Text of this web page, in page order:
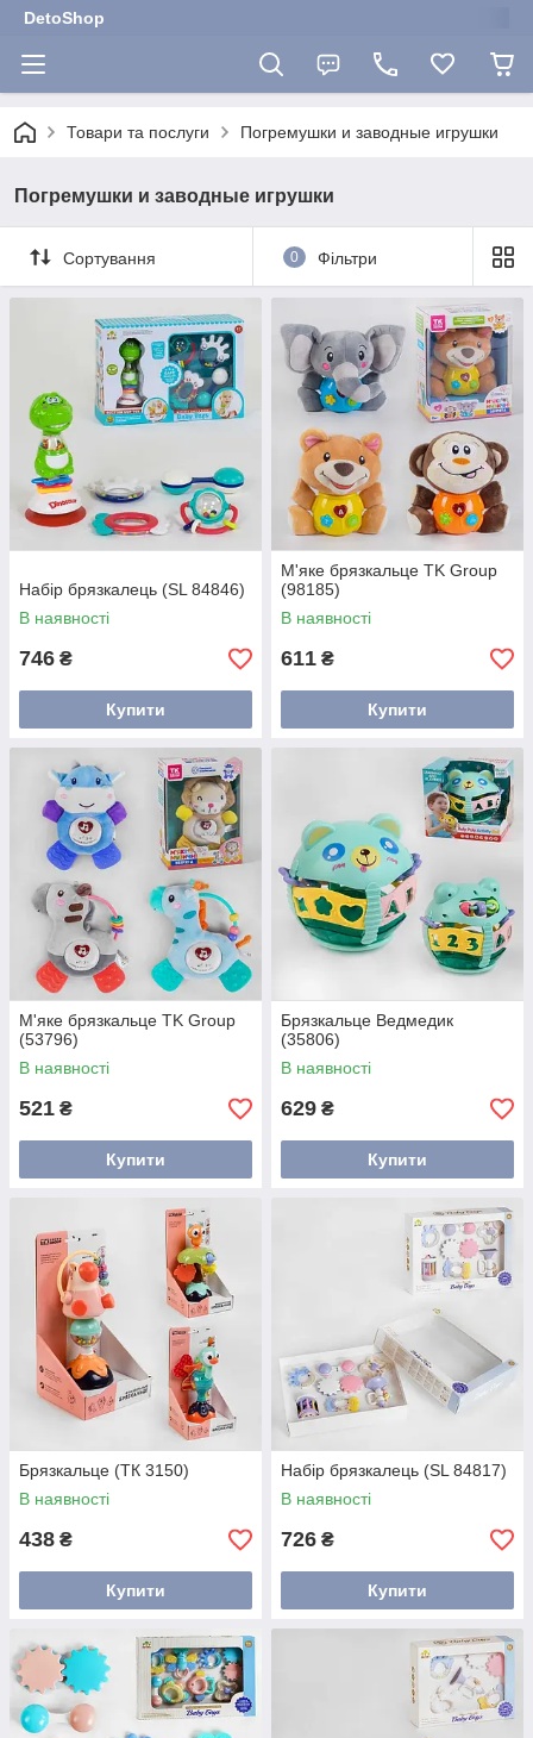
DetoShop
Товари та послуги Погремушки и заводные игрушки
Погремушки и заводные игрушки
Сортування 0 Фільтри
Набір брязкалець (SL 84846)
В наявності
746 ₴
Купити
М'яке брязкальце TK Group
(98185)
В наявності
611 ₴
Купити
М'яке брязкальце TK Group
(53796)
В наявності
521 ₴
Купити
Брязкальце Ведмедик
(35806)
В наявності
629 ₴
Купити
Брязкальце (ТК 3150)
В наявності
438 ₴
Купити
Набір брязкалець (SL 84817)
В наявності
726 ₴
Купити